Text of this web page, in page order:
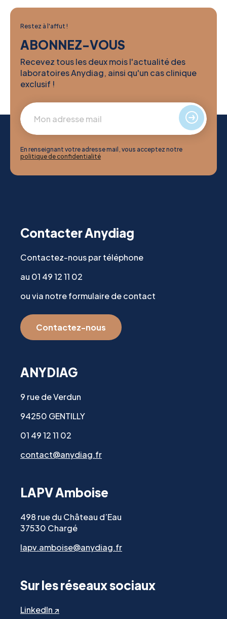
Restez à l'affut !
ABONNEZ-VOUS
Recevez tous les deux mois l'actualité des
laboratoires Anydiag, ainsi qu'un cas clinique
exclusif !
En renseignant votre adresse mail, vous acceptez notre
politique de confidentialité
Contacter Anydiag
Contactez-nous par téléphone
au 01 49 12 11 02
ou via notre formulaire de contact
Contactez-nous
ANYDIAG
9 rue de Verdun
94250 GENTILLY
01 49 12 11 02
contact@anydiag.fr
LAPV Amboise
498 rue du Château d’Eau
37530 Chargé
lapv.amboise@anydiag.fr
Sur les réseaux sociaux
LinkedIn ↗